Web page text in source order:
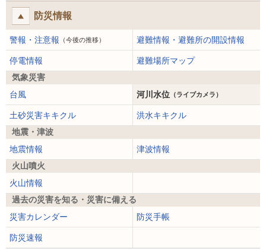
防災情報
警報・注意報 （今後の推移） 避難情報・避難所の開設情報
停電情報
避難場所マップ
気象災害
台風
河川水位 （ライブカメラ）
土砂災害キキクル
洪水キキクル
地震・津波
地震情報
津波情報
火山噴火
火山情報
過去の災害を知る・災害に備える
災害カレンダー
防災手帳
防災速報